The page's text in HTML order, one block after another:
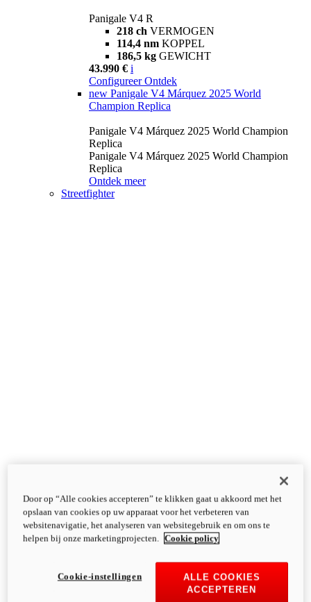
Panigale V4 R
218 ch VERMOGEN
114,4 nm KOPPEL
186,5 kg GEWICHT
43.990 € i
Configureer Ontdek
new Panigale V4 Márquez 2025 World
Champion Replica
Panigale V4 Márquez 2025 World Champion
Replica
Panigale V4 Márquez 2025 World Champion
Replica
Ontdek meer
Streetfighter
Door op “Alle cookies accepteren” te klikken gaat u akkoord met het
opslaan van cookies op uw apparaat voor het verbeteren van
websitenavigatie, het analyseren van websitegebruik en om ons te
helpen bij onze marketingprojecten.
Cookie policy
ALLE COOKIES
ACCEPTEREN
Cookie-instellingen